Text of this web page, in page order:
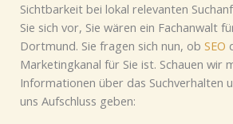
Sichtbarkeit bei lokal relevanten
Sie sich vor, Sie wären ein Fachanwalt
Dortmund. Sie fragen sich nun, ob SEO
Marketingkanal für Sie ist. Schauen wir
Informationen über das Suchverhalten
uns Aufschluss geben: